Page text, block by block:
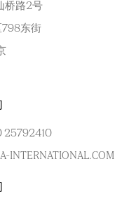
桥路2号
东街
25792410
INTERNATIONAL.COM